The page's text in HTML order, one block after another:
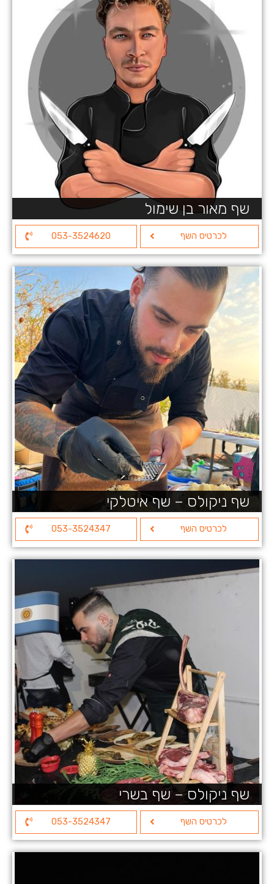
שף מאור בן שימול
לכרטיס השף 053-3524620
שף ניקולס – שף איטלקי
לכרטיס השף 053-3524347
שף ניקולס – שף בשרי
לכרטיס השף 053-3524347